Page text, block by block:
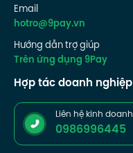
Email
hotro@9pay.vn
Hướng dẫn trợ giúp
Trên ứng dụng 9Pay
Hợp tác doanh nghiệp
Liên hệ kinh doanh
0986996445